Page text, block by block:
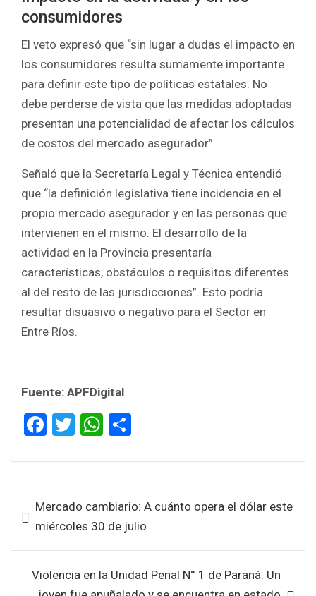
consumidores
El veto expresó que “sin lugar a dudas el impacto en
los consumidores resulta sumamente importante
para definir este tipo de políticas estatales. No
debe perderse de vista que las medidas adoptadas
presentan una potencialidad de afectar los cálculos
de costos del mercado asegurador”.
Señaló que la Secretaría Legal y Técnica entendió
que “la definición legislativa tiene incidencia en el
propio mercado asegurador y en las personas que
intervienen en el mismo. El desarrollo de la
actividad en la Provincia presentaría
características, obstáculos o requisitos diferentes
al del resto de las jurisdicciones”. Esto podría
resultar disuasivo o negativo para el Sector en
Entre Ríos.
Fuente: APFDigital
F
ce
o
o
k
T
tt
W
at
A
p
p
ar
de Mercado cambiario: A cuánto opera el dólar este
miércoles 30 de julio
Violencia en la Unidad Penal N° 1 de Paraná: Un